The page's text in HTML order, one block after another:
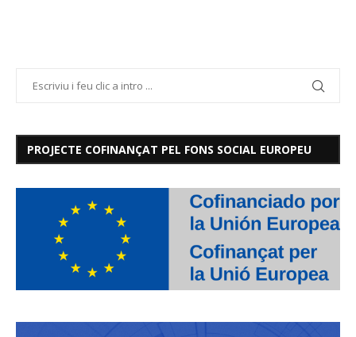
PROJECTE COFINANÇAT PEL FONS SOCIAL EUROPEU